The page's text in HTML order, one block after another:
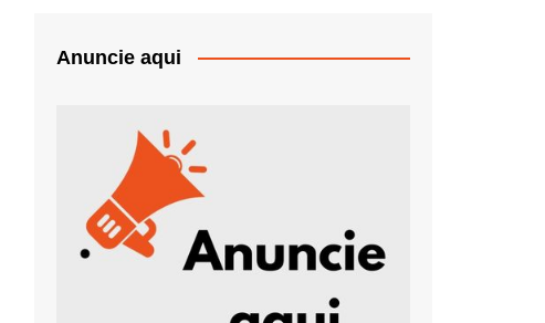
Anuncie aqui